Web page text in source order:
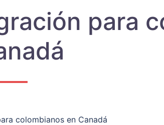
para
colombianos en Canadá